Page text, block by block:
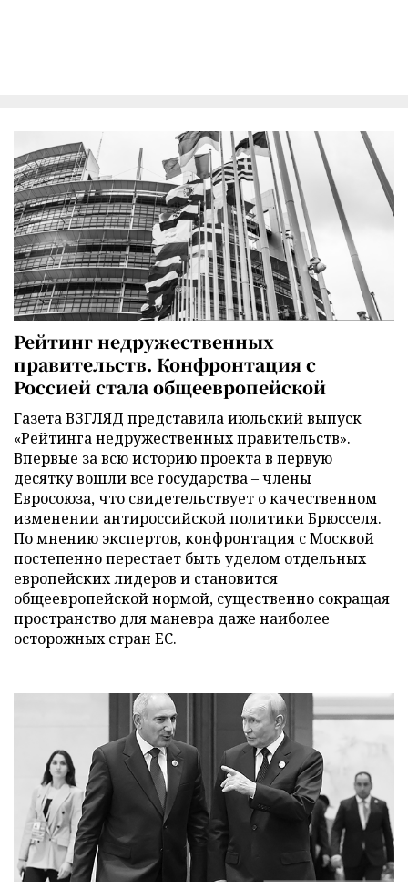
Рейтинг недружественных
правительств. Конфронтация с
Россией стала общеевропейской
Газета ВЗГЛЯД представила июльский выпуск
«Рейтинга недружественных правительств».
Впервые за всю историю проекта в первую
десятку вошли все государства – члены
Евросоюза, что свидетельствует о качественном
изменении антироссийской политики Брюсселя.
По мнению экспертов, конфронтация с Москвой
постепенно перестает быть уделом отдельных
европейских лидеров и становится
общеевропейской нормой, существенно сокращая
пространство для маневра даже наиболее
осторожных стран ЕС.